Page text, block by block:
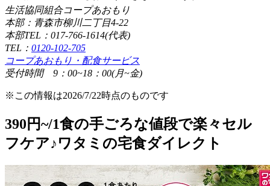
生活協同組合コープあおもり
本部：青森市柳川二丁目4-22
本部TEL：017-766-1614(代表)
TEL： 0120-102-705
コープあおもり・配食サービス
受付時間 9：00~18：00(月~金)
※この情報は2026/7/22時点のものです
390円~/1食の手ごろな値段で楽々セル
フケア♪ワタミの宅食ダイレクト